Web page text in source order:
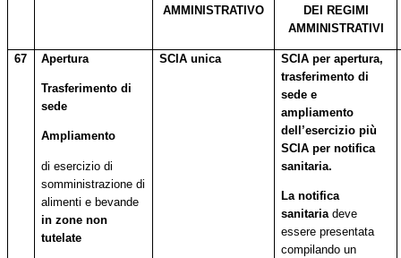
AMMINISTRATIVO
DEI REGIMI
AMMINISTRATIVI
67 Apertura
Trasferimento di
sede
Ampliamento
di esercizio di
somministrazione di
alimenti e bevande
in zone non
tutelate
SCIA unica
SCIA per apertura,
trasferimento di
sede e
ampliamento
dell’esercizio più
SCIA per notifica
sanitaria.
La notifica
sanitariadeve
essere presentata
compilando un